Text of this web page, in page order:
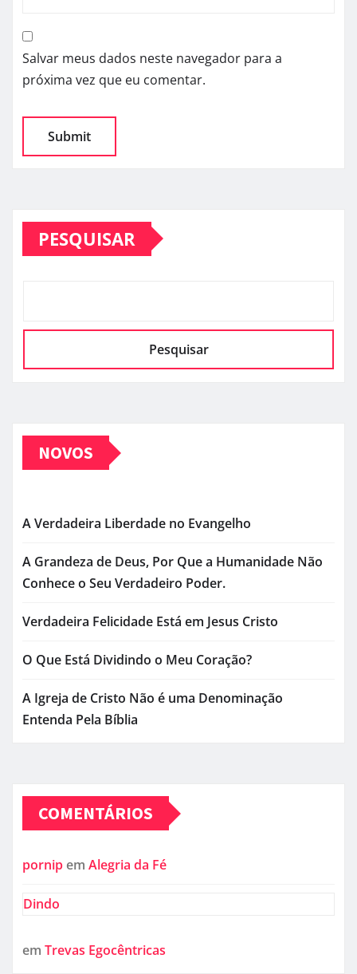
Salvar meus dados neste navegador para a
próxima vez que eu comentar.
PESQUISAR
Pesquisar
NOVOS
A Verdadeira Liberdade no Evangelho
A Grandeza de Deus, Por Que a Humanidade Não
Conhece o Seu Verdadeiro Poder.
Verdadeira Felicidade Está em Jesus Cristo
O Que Está Dividindo o Meu Coração?
A Igreja de Cristo Não é uma Denominação
Entenda Pela Bíblia
COMENTÁRIOS
pornip em Alegria da Fé
Dindo
em Trevas Egocêntricas